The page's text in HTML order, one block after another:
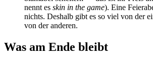
nennt es skin in the game). Eine
nichts. Deshalb gibt es so viel von der
von der anderen.
Was am Ende bleibt